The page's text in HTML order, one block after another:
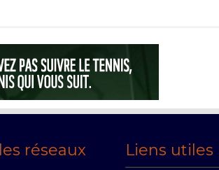
réseaux
Liens utiles